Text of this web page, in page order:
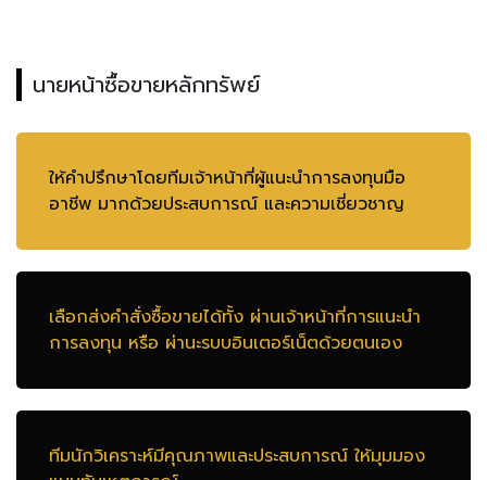
นายหน้าซื้อขายหลักทรัพย์
ให้คำปรึกษาโดยทีมเจ้าหน้าที่ผู้แนะนำการลงทุนมือ
อาชีพ มากด้วยประสบการณ์ และความเชี่ยวชาญ
เลือกส่งคำสั่งซื้อขายได้ทั้ง ผ่านเจ้าหน้าที่การแนะนำ
การลงทุน หรือ ผ่านะรบบอินเตอร์เน็ตด้วยตนเอง
ทีมนักวิเคราะห์มีคุณภาพและประสบการณ์ ให้มุมมอง